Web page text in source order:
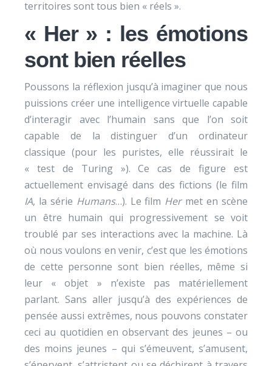
territoires sont tous bien « réels ».
« Her » : les émotions
sont bien réelles
Poussons la réflexion jusqu’à imaginer que nous
puissions créer une intelligence virtuelle capable
d’interagir avec l’humain sans que l’on soit
capable de la distinguer d’un ordinateur
classique (pour les puristes, elle réussirait le
« test de Turing »). Ce cas de figure est
actuellement envisagé dans des fictions (le film
IA, la série Humans…). Le film Hermet en scène
un être humain qui progressivement se voit
troublé par ses interactions avec la machine. Là
où nous voulons en venir, c’est que les émotions
de cette personne sont bien réelles, même si
leur « objet » n’existe pas matériellement
parlant. Sans aller jusqu’à des expériences de
pensée aussi extrêmes, nous pouvons constater
ceci au quotidien en observant des jeunes – ou
des moins jeunes – qui s’émeuvent, s’amusent,